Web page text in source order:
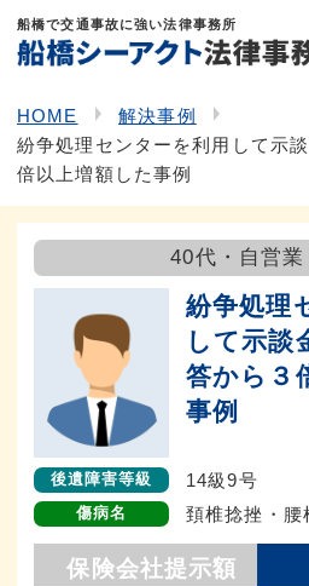
船橋で交通事故に強い法律事務所
HOME
解決事例
紛争処理センターを利用して示
倍以上増額した事例
40代・自営業
紛争処理
して示談
答から３
事例
後遺障害等級 14級9号
傷病名 頚椎捻挫・腰
保険会社提示額